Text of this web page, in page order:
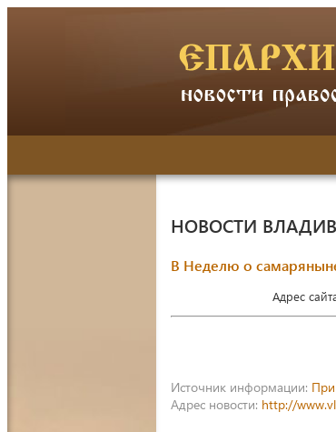
НОВОСТИ
В Неделю о
Адрес
Источник информации:
Адрес новости: http://